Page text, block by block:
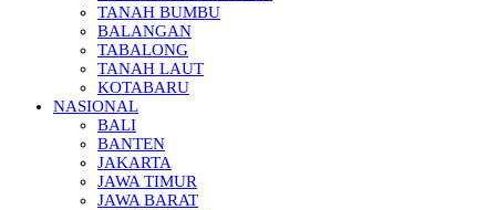
TANAH BUMBU
BALANGAN
TABALONG
TANAH LAUT
KOTABARU
NASIONAL
BALI
BANTEN
JAKARTA
JAWA TIMUR
JAWA BARAT